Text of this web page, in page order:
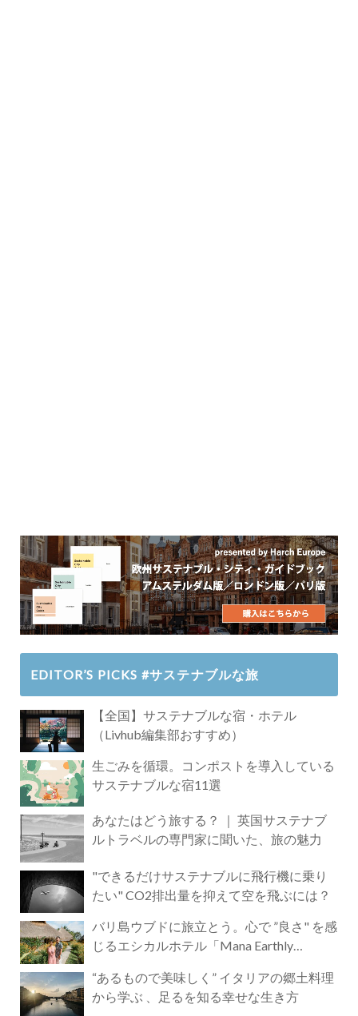
EDITOR’S PICKS #サステナブルな旅
【全国】サステナブルな宿・ホテル
（Livhub編集部おすすめ）
生ごみを循環。コンポストを導入している
サステナブルな宿11選
あなたはどう旅する？ ｜ 英国サステナブ
ルトラベルの専門家に聞いた、旅の魅力
"できるだけサステナブルに飛行機に乗り
たい" CO2排出量を抑えて空を飛ぶには？
バリ島ウブドに旅立とう。心で ”良さ" を感
じるエシカルホテル「Mana Earthly
“あるもので美味しく” イタリアの郷土料理
から学ぶ 、足るを知る幸せな生き方